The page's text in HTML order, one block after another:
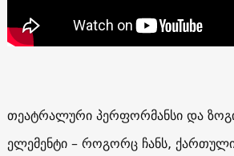
თეატრალური პერფორმანსი და
ელემენტი – როგორც ჩანს,